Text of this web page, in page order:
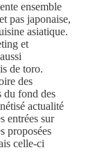
ensemble
pas japonaise,
asiatique.
et
de toro.
des
du fond des
actualité
entrées sur
proposées
celle-ci